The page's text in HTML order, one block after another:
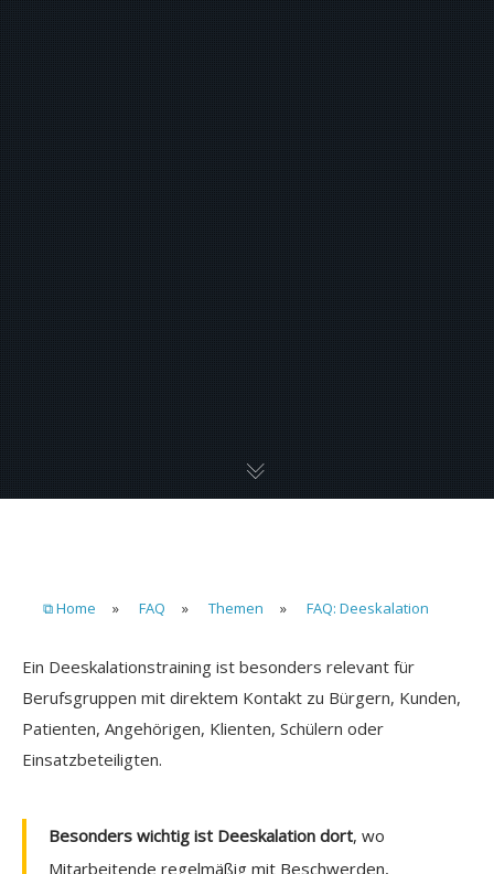
⧉ Home » FAQ » Themen » FAQ: Deeskalation
Ein Deeskalationstraining ist besonders relevant für
Berufsgruppen mit direktem Kontakt zu Bürgern, Kunden,
Patienten, Angehörigen, Klienten, Schülern oder
Einsatzbeteiligten.
Besonders wichtig ist Deeskalation dort, wo
Mitarbeitende regelmäßig mit Beschwerden,